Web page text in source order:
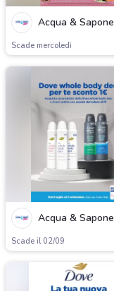
Acqua & Sapone
Scade mercoledì
Acqua & Sapone
Scade il 02/09